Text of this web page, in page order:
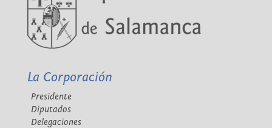
La Corporación
Presidente
Diputados
Delegaciones